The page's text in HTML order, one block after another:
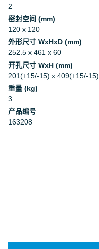
2
密封空间 (mm)
120 x 120
外形尺寸 WxHxD (mm)
252.5 x 461 x 60
开孔尺寸 WxH (mm)
201(+15/-15) x 409(+15/-15)
重量 (kg)
3
产品编号
163208